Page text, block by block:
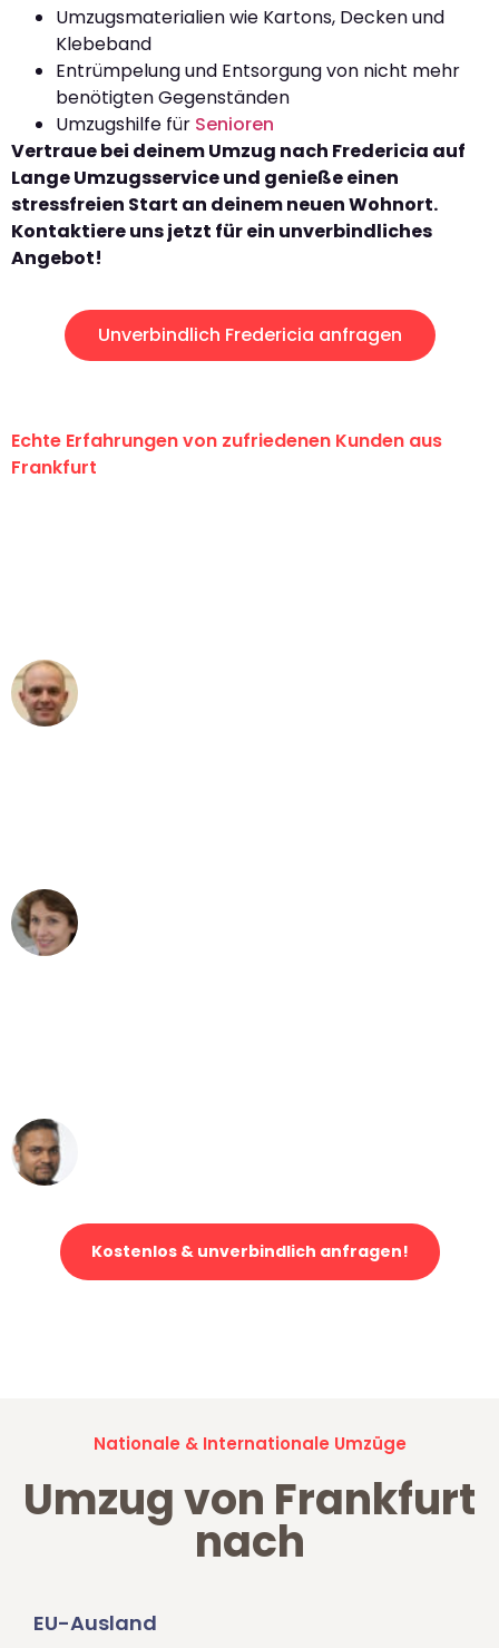
Umzugsmaterialien wie Kartons, Decken und
Klebeband
Entrümpelung und Entsorgung von nicht mehr
benötigten Gegenständen
Umzugshilfe für Senioren
Vertraue bei deinem Umzug nach Fredericia auf
Lange Umzugsservice und genieße einen
stressfreien Start an deinem neuen Wohnort.
Kontaktiere uns jetzt für ein unverbindliches
Angebot!
Unverbindlich Fredericia anfragen
Echte Erfahrungen von zufriedenen Kunden aus
Frankfurt
Kostenlos & unverbindlich anfragen!
Nationale & Internationale Umzüge
Umzug von Frankfurt
nach
EU-Ausland